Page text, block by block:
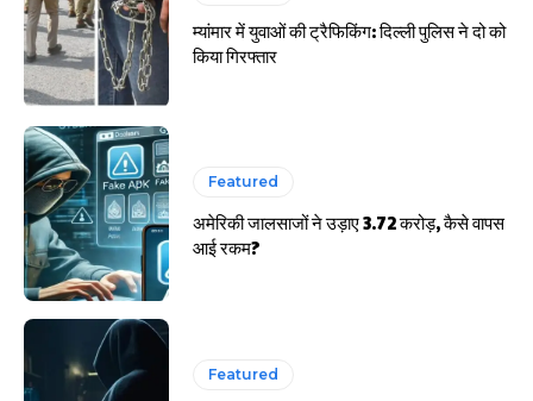
म्यांमार में युवाओं की ट्रैफिकिंग: दिल्ली पुलिस ने दो को
किया गिरफ्तार
Featured
अमेरिकी जालसाजों ने उड़ाए 3.72 करोड़, कैसे वापस
आई रकम?
Featured